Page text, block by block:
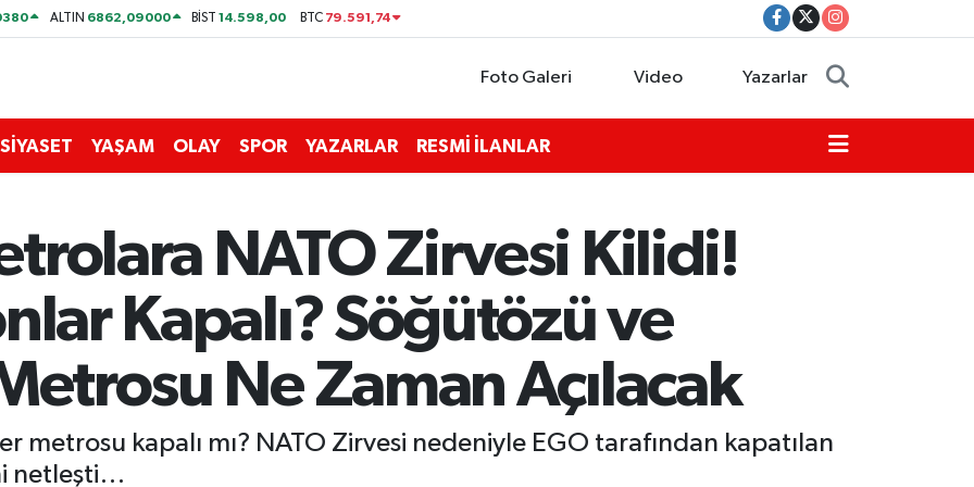
ALTIN 6862,09000 BİST14.598,00 BTC 79.591,74
Foto Galeri Video Yazarlar
SİYASET YAŞAM OLAY SPOR YAZARLAR RESMİ İLANLAR
NATO Zirvesi Kilidi!
Kapalı? Söğütözü ve
Ne Zaman Açılacak
metrosu kapalı mı? NATO Zirvesi nedeniyle EGO tarafından kapatılan
netleşti…